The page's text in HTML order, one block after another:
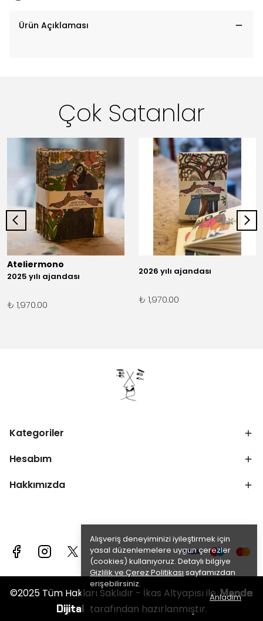
Alışveriş deneyiminizi iyileştirmek için
yasal düzenlemelere uygun çerezler
(cookies) kullanıyoruz. Detaylı bilgiye
Gizlilik ve Çerez Politikası sayfamızdan
erişebilirsiniz.
Anladım
Ürün Açıklaması
Çok Satanlar
Ateliermono
2025 yılı ajandası
₺ 1,970.00
2026 yılı ajandası
₺ 1,970.00
Kategoriler
Hesabım
Hakkımızda
©2025 Tüm Hakları Saklıdır - İkas Altyapısı ileMande
Dijital tarafından hazırlanmıştır.